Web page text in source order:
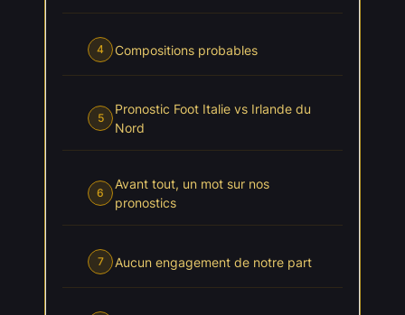
4 Compositions probables
5
Pronostic Foot Italie vs Irlande du
Nord
6
Avant tout, un mot sur nos
pronostics
7 Aucun engagement de notre part